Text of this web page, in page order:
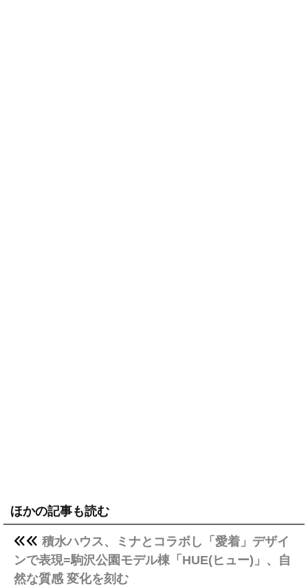
ほかの記事も読む
積水ハウス、ミナとコラボし「愛着」デザイ
ンで表現=駒沢公園モデル棟「HUE(ヒュー)」、自
然な質感 変化を刻む